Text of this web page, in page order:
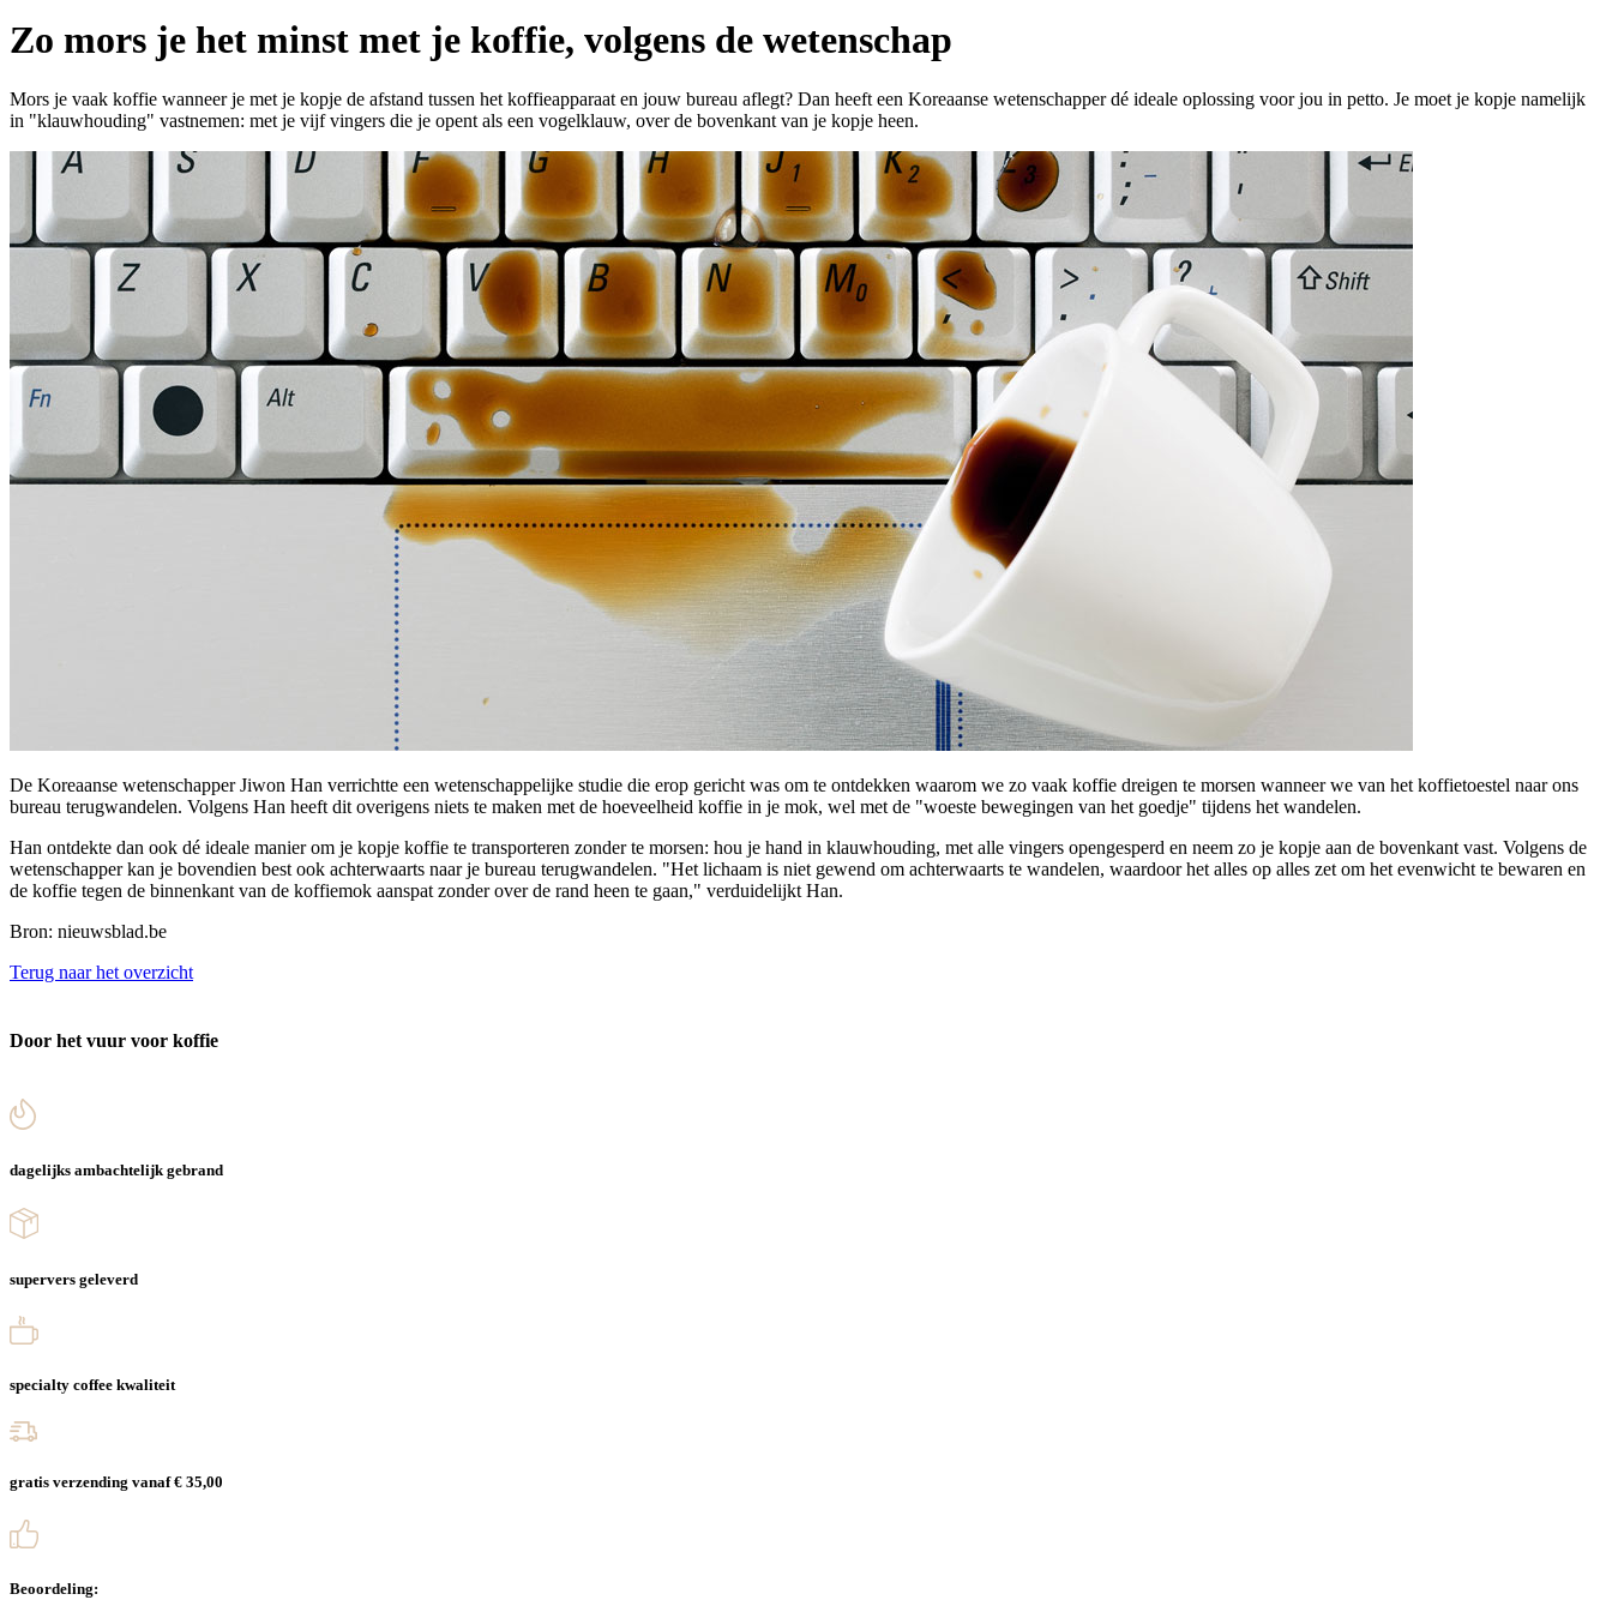
Zo mors je het minst met je koffie, volgens de wetenschap
Mors je vaak koffie wanneer je met je kopje de afstand tussen het koffieapparaat en jouw bureau aflegt? Dan heeft een Koreaanse wetenschapper dé ideale oplossing voor jou in petto. Je moet je kopje namelijk
in "klauwhouding" vastnemen: met je vijf vingers die je opent als een vogelklauw, over de bovenkant van je kopje heen.
De Koreaanse wetenschapper Jiwon Han verrichtte een wetenschappelijke studie die erop gericht was om te ontdekken waarom we zo vaak koffie dreigen te morsen wanneer we van het koffietoestel naar ons
bureau terugwandelen. Volgens Han heeft dit overigens niets te maken met de hoeveelheid koffie in je mok, wel met de "woeste bewegingen van het goedje" tijdens het wandelen.
Han ontdekte dan ook dé ideale manier om je kopje koffie te transporteren zonder te morsen: hou je hand in klauwhouding, met alle vingers opengesperd en neem zo je kopje aan de bovenkant vast. Volgens de
wetenschapper kan je bovendien best ook achterwaarts naar je bureau terugwandelen. "Het lichaam is niet gewend om achterwaarts te wandelen, waardoor het alles op alles zet om het evenwicht te bewaren en
de koffie tegen de binnenkant van de koffiemok aanspat zonder over de rand heen te gaan," verduidelijkt Han.
Bron: nieuwsblad.be
Terug naar het overzicht
Door het vuur voor koffie
dagelijks ambachtelijk gebrand
supervers geleverd
specialty coffee kwaliteit
gratis verzending vanaf € 35,00
Beoordeling: